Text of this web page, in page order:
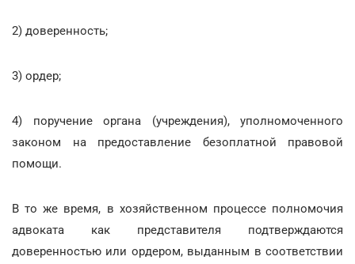
2) доверенность;
3) ордер;
4) поручение органа (учреждения), уполномоченного
законом на предоставление безоплатной правовой
помощи.
В то же время, в хозяйственном процессе полномочия
адвоката как представителя подтверждаются
доверенностью или ордером, выданным в соответствии